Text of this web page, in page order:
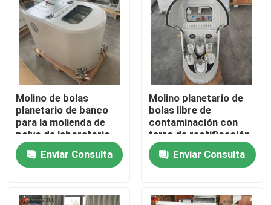
Control de Calidad
Contacto
noticias
Molino de bola planetario
Molino de bola de balanceo
molino de bola del laboratorio
Molino de bolas
planetario de banco
para la molienda de
polvo de laboratorio
universitario y la
investigación
científica
Enviar Consulta
Molino planetario de
bolas libre de
contaminación con
tarro de rectificación
de zirconio para el
procesamiento de
polvo de alta pureza
Enviar Consulta